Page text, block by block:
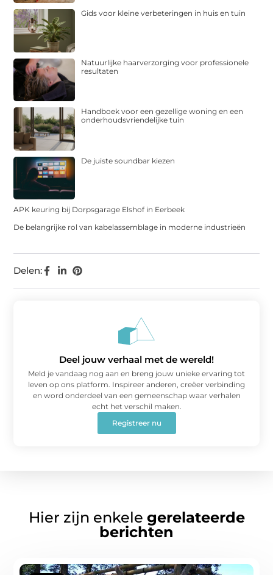
Delen:
Gids voor kleine verbeteringen in huis en tuin
Natuurlijke haarverzorging voor professionele
resultaten
Handboek voor een gezellige woning en een
onderhoudsvriendelijke tuin
De juiste soundbar kiezen
APK keuring bij Dorpsgarage Elshof in Eerbeek
De belangrijke rol van kabelassemblage in moderne industrieën
Deel jouw verhaal met de wereld!
Meld je vandaag nog aan en breng jouw unieke ervaring tot
leven op ons platform. Inspireer anderen, creëer verbinding
en word onderdeel van een gemeenschap waar verhalen
echt het verschil maken.
Registreer nu
Hier zijn enkele gerelateerde
berichten